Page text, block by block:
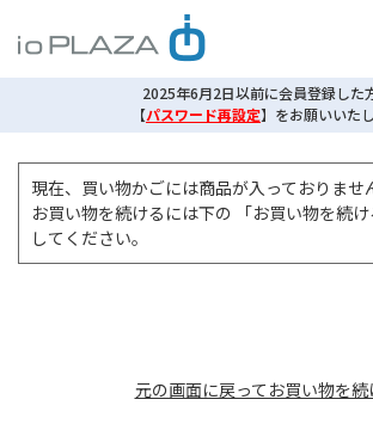
2025年6月2日以前に会員登録した
【パスワード再設定】 をお願いいた
現在、買い物かごには商品が入っておりませ
お買い物を続けるには下の 「お買い物を続
してください。
元の画面に戻ってお買い物を続